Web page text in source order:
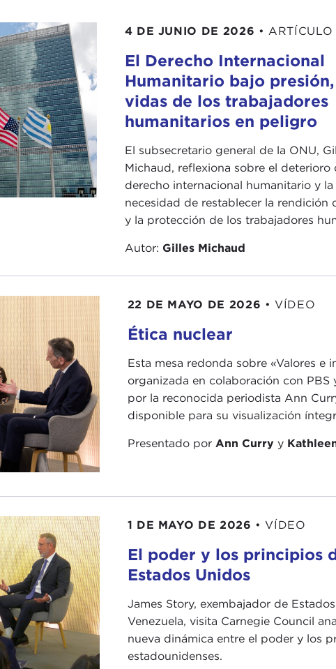
4 DE JUNIO DE 2026 • ARTÍCULO
El Derecho Internacional
Humanitario bajo
vidas de los trabajadores
humanitarios en peligro
El subsecretario general de la ONU,
Michaud, reflexiona sobre el deterioro
derecho internacional humanitario y
necesidad de restablecer la rendición
y la protección de los trabajadores
Autor: Gilles Michaud
22 DE MAYO DE 2026 • VÍDEO
Ética nuclear
Esta mesa redonda sobre «Valores e
organizada en colaboración con PBS
por la reconocida periodista Ann
disponible para su visualización
Presentado por Ann Curry y
1 DE MAYO DE 2026 • VÍDEO
El poder y los principios
Estados Unidos
James Story, exembajador de
Venezuela, visita Carnegie Council
nueva dinámica entre el poder y los
estadounidenses.